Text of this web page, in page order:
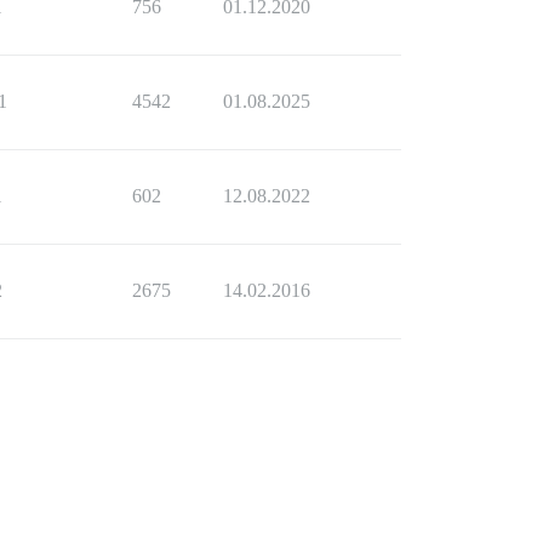
756 01.12.2020
4542 01.08.2025
602 12.08.2022
2675 14.02.2016